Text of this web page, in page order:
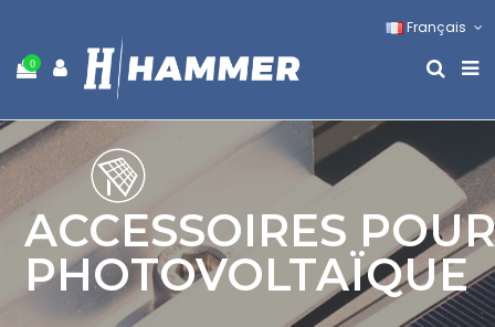
Français
0
ACCESSOIRES
PHOTOVOLTAÏQUE